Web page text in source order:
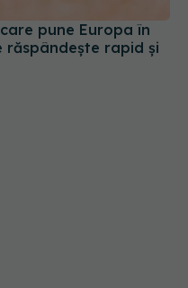
pune Europa în
răspândește rapid și